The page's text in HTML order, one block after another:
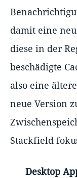
damit eine
diese in der
beschädigte
also eine
neue Version
Stackfield
Desktop